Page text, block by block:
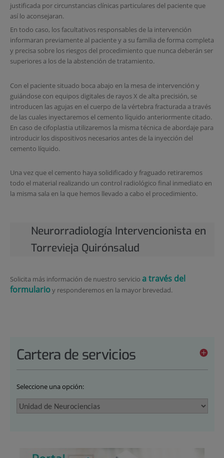
justificada por circunstancias clínicas particulares del paciente que
así lo aconsejaran.
En todo caso, los facultativos responsables de la intervención
informaran previamente al paciente y a su familia de forma completa
y precisa sobre los riesgos del procedimiento que nunca deberán ser
superiores a los de la abstención de tratamiento.
Con el paciente situado boca abajo en la mesa de intervención y
guiándose con equipos digitales de rayos X de alta precisión, se
introducen las agujas en el cuerpo de la vértebra fracturada a través
de las cuales inyectaremos el cemento líquido anteriormente citado.
En caso de cifoplastia utilizaremos la misma técnica de abordaje para
introducir los dispositivos necesarios antes de la inyección del
cemento líquido.
Una vez que el cemento haya solidificado y fraguado retiraremos
todo el material realizando un control radiológico final inmediato en
la misma sala en la que hemos llevado a cabo el procedimiento.
Neurorradiología Intervencionista en
Torrevieja Quirónsalud
Solicita más información de nuestro servicio a través del
formularioy responderemos en la mayor brevedad.
Cartera de servicios
Seleccione una opción: